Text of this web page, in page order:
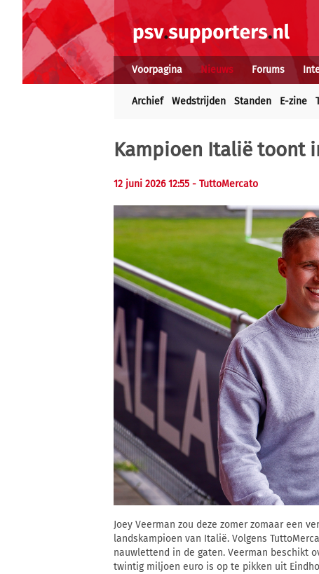
Voorpagina Nieuws Forums
Archief Wedstrijden Standen E-zine
Kampioen Italië toont
12 juni 2026 12:55 - TuttoMercato
Joey Veerman zou deze zomer zomaar een
landskampioen van Italië. Volgens
nauwlettend in de gaten. Veerman beschikt
twintig miljoen euro is op te pikken uit